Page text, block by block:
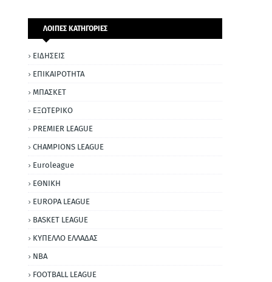
ΛΟΙΠΕΣ ΚΑΤΗΓΟΡΙΕΣ
ΕΙΔΗΣΕΙΣ
ΕΠΙΚΑΙΡΟΤΗΤΑ
ΜΠΑΣΚΕΤ
ΕΞΩΤΕΡΙΚΟ
PREMIER LEAGUE
CHAMPIONS LEAGUE
Euroleague
ΕΘΝΙΚΗ
EUROPA LEAGUE
BASKET LEAGUE
ΚΥΠΕΛΛΟ ΕΛΛΑΔΑΣ
NBA
FOOTBALL LEAGUE